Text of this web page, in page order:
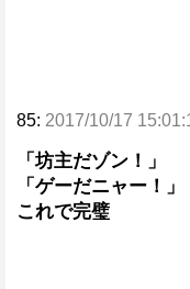
85: 2017/10/17
「坊主だゾン！」
「ゲーだニャー！」
これで完璧